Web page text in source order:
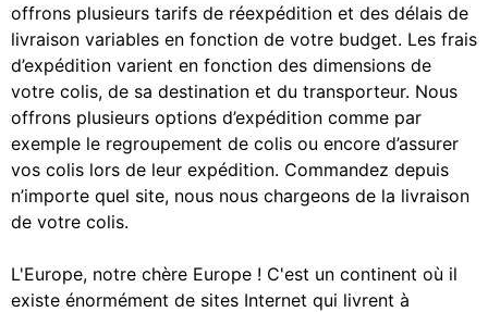
offrons plusieurs tarifs de réexpédition et des délais de
livraison variables en fonction de votre budget. Les frais
d’expédition varient en fonction des dimensions de
votre colis, de sa destination et du transporteur. Nous
offrons plusieurs options d’expédition comme par
exemple le regroupement de colis ou encore d’assurer
vos colis lors de leur expédition. Commandez depuis
n’importe quel site, nous nous chargeons de la livraison
de votre colis.
L'Europe, notre chère Europe ! C'est un continent où il
existe énormément de sites Internet qui livrent à